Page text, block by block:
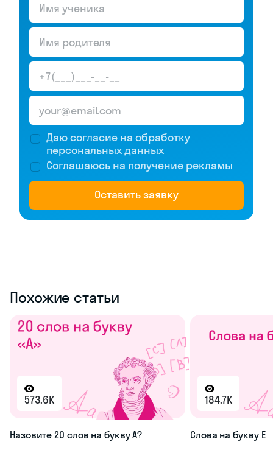
Даю согласие на обработку
персональных данных
Соглашаюсь на получение рекламы
Оставить заявку
Похожие статьи
573.6K
Назовите 20 слов на букву А?
184.7K
Слова на букву Е